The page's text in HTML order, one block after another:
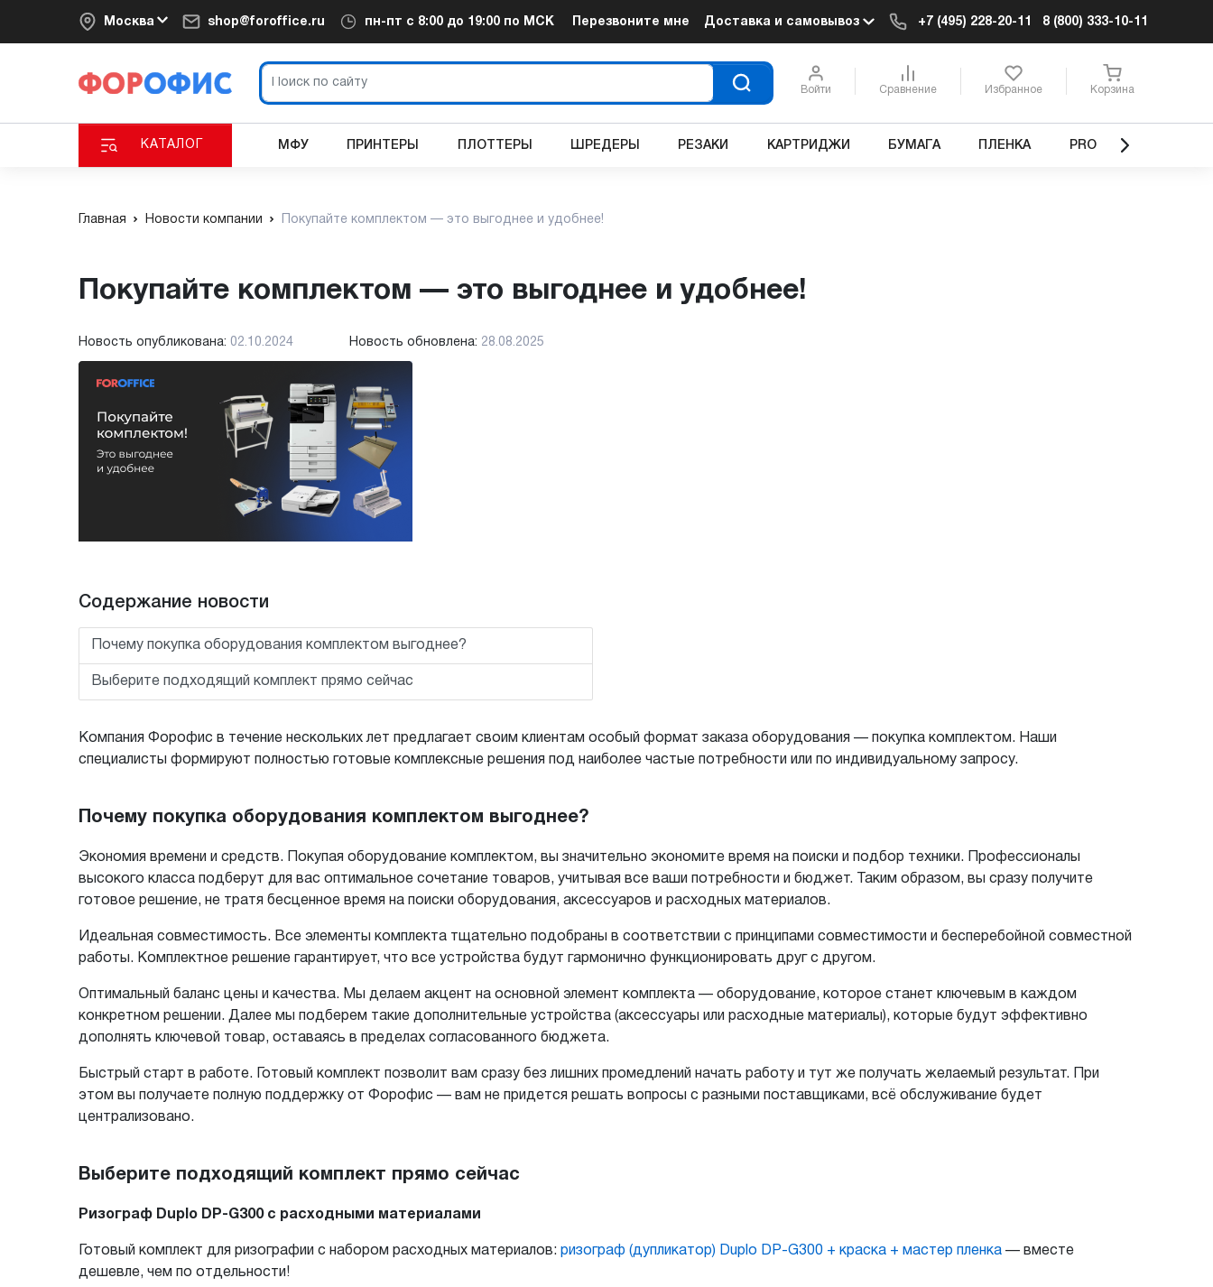
Москва shop@foroffice.ru пн-пт с 8:00 до 19:00 по МСК Перезвоните мне Доставка и самовывоз +7 (495) 228-20-11 8 (800) 333-10-11
Войти Сравнение Избранное Корзина
КАТАЛОГ МФУ ПРИНТЕРЫ ПЛОТТЕРЫ ШРЕДЕРЫ РЕЗАКИ КАРТРИДЖИ БУМАГА ПЛЕНКА PRO
Главная Новости компании Покупайте комплектом — это выгоднее и удобнее!
Покупайте комплектом — это выгоднее и удобнее!
Новость опубликована: 02.10.2024 Новость обновлена: 28.08.2025
Содержание новости
Почему покупка оборудования комплектом выгоднее?
Выберите подходящий комплект прямо сейчас
Компания Форофис в течение нескольких лет предлагает своим клиентам особый формат заказа оборудования — покупка комплектом. Наши
специалисты формируют полностью готовые комплексные решения под наиболее частые потребности или по индивидуальному запросу.
Почему покупка оборудования комплектом выгоднее?
Экономия времени и средств. Покупая оборудование комплектом, вы значительно экономите время на поиски и подбор техники. Профессионалы
высокого класса подберут для вас оптимальное сочетание товаров, учитывая все ваши потребности и бюджет. Таким образом, вы сразу получите
готовое решение, не тратя бесценное время на поиски оборудования, аксессуаров и расходных материалов.
Идеальная совместимость. Все элементы комплекта тщательно подобраны в соответствии с принципами совместимости и бесперебойной совместной
работы. Комплектное решение гарантирует, что все устройства будут гармонично функционировать друг с другом.
Оптимальный баланс цены и качества. Мы делаем акцент на основной элемент комплекта — оборудование, которое станет ключевым в каждом
конкретном решении. Далее мы подберем такие дополнительные устройства (аксессуары или расходные материалы), которые будут эффективно
дополнять ключевой товар, оставаясь в пределах согласованного бюджета.
Быстрый старт в работе. Готовый комплект позволит вам сразу без лишних промедлений начать работу и тут же получать желаемый результат. При
этом вы получаете полную поддержку от Форофис — вам не придется решать вопросы с разными поставщиками, всё обслуживание будет
централизовано.
Выберите подходящий комплект прямо сейчас
Ризограф Duplo DP-G300 с расходными материалами
Готовый комплект для ризографии с набором расходных материалов: ризограф (дупликатор) Duplo DP-G300 + краска + мастер пленка — вместе
дешевле, чем по отдельности!